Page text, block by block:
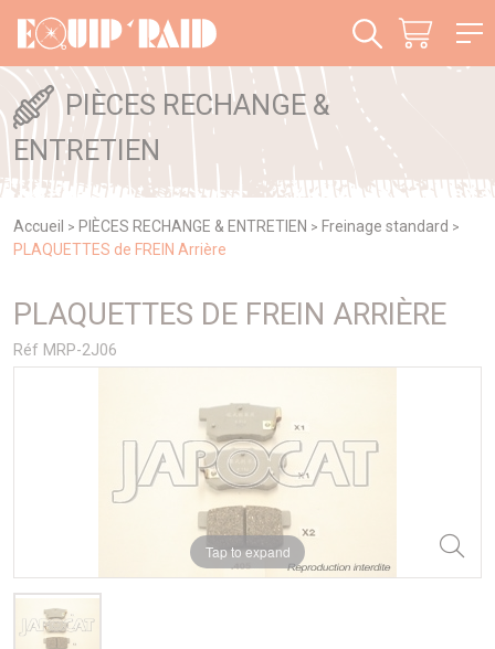
PIÈCES RECHANGE &
ENTRETIEN
Accueil > PIÈCES RECHANGE & ENTRETIEN > Freinage standard >
PLAQUETTES de FREIN Arrière
PLAQUETTES DE FREIN ARRIÈRE
Réf MRP-2J06
Tap to expand
Panneau de gestion des cookies